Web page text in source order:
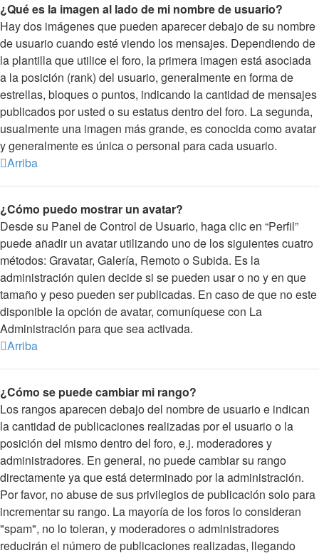
¿Qué es la imagen al lado de mi nombre de usuario?
Hay dos imágenes que pueden aparecer debajo de su nombre
de usuario cuando esté viendo los mensajes. Dependiendo de
la plantilla que utilice el foro, la primera imagen está asociada
a la posición (rank) del usuario, generalmente en forma de
estrellas, bloques o puntos, indicando la cantidad de mensajes
publicados por usted o su estatus dentro del foro. La segunda,
usualmente una imagen más grande, es conocida como avatar
y generalmente es única o personal para cada usuario.
Arriba
¿Cómo puedo mostrar un avatar?
Desde su Panel de Control de Usuario, haga clic en “Perfil”
puede añadir un avatar utilizando uno de los siguientes cuatro
métodos: Gravatar, Galería, Remoto o Subida. Es la
administración quien decide si se pueden usar o no y en que
tamaño y peso pueden ser publicadas. En caso de que no este
disponible la opción de avatar, comuníquese con La
Administración para que sea activada.
Arriba
¿Cómo se puede cambiar mi rango?
Los rangos aparecen debajo del nombre de usuario e indican
la cantidad de publicaciones realizadas por el usuario o la
posición del mismo dentro del foro, e.j. moderadores y
administradores. En general, no puede cambiar su rango
directamente ya que está determinado por la administración.
Por favor, no abuse de sus privilegios de publicación solo para
incrementar su rango. La mayoría de los foros lo consideran
"spam", no lo toleran, y moderadores o administradores
reducirán el número de publicaciones realizadas, llegando